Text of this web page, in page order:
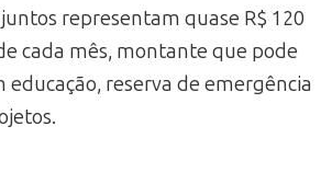
representam quase R$ 120
cada mês, montante que pode
educação, reserva de emergência